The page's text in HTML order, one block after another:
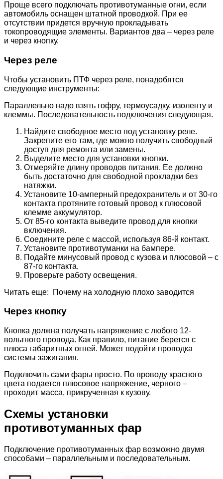
Проще всего подключать противотуманные огни, если
автомобиль оснащен штатной проводкой. При ее
отсутствии придется вручную прокладывать
токопроводящие элементы. Вариантов два – через реле
и через кнопку.
Через реле
Чтобы установить ПТФ через реле, понадобятся
следующие инструменты:
Параллельно надо взять гофру, термоусадку, изоленту и
клеммы. Последовательность подключения следующая.
Найдите свободное место под установку реле.
Закрепите его там, где можно получить свободный
доступ для ремонта или замены.
Выделите место для установки кнопки.
Отмеряйте длину проводов питания. Ее должно
быть достаточно для свободной прокладки без
натяжки.
Установите 10-амперный предохранитель и от 30-го
контакта протяните готовый провод к плюсовой
клемме аккумулятор.
От 85-го контакта выведите провод для кнопки
включения.
Соедините реле с массой, используя 86-й контакт.
Установите противотуманки на бампере.
Подайте минусовый провод с кузова и плюсовой – с
87-го контакта.
Проверьте работу освещения.
Читать еще: Почему на холодную плохо заводится
Через кнопку
Кнопка должна получать напряжение с любого 12-
вольтного провода. Как правило, питание берется с
плюса габаритных огней. Может подойти проводка
системы зажигания.
Подключить сами фары просто. По проводу красного
цвета подается плюсовое напряжение, черного –
проходит масса, прикрученная к кузову.
Схемы установки
противотуманных фар
Подключение противотуманных фар возможно двумя
способами – параллельным и последовательным.